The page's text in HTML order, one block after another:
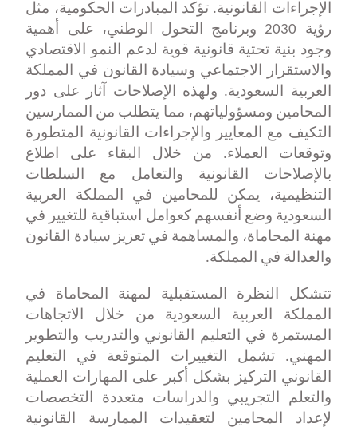
الإجراءات القانونية. تؤكد المبادرات الحكومية، مثل
رؤية 2030 وبرنامج التحول الوطني، على أهمية
وجود بنية تحتية قانونية قوية لدعم النمو الاقتصادي
والاستقرار الاجتماعي وسيادة القانون في المملكة
العربية السعودية. ولهذه الإصلاحات آثار على دور
المحامين ومسؤولياتهم، مما يتطلب من الممارسين
التكيف مع المعايير والإجراءات القانونية المتطورة
وتوقعات العملاء. من خلال البقاء على اطلاع
بالإصلاحات القانونية والتعامل مع السلطات
التنظيمية، يمكن للمحامين في المملكة العربية
السعودية وضع أنفسهم كعوامل استباقية للتغيير في
مهنة المحاماة، والمساهمة في تعزيز سيادة القانون
والعدالة في المملكة.
تتشكل النظرة المستقبلية لمهنة المحاماة في
المملكة العربية السعودية من خلال الاتجاهات
المستمرة في التعليم القانوني والتدريب والتطوير
المهني. تشمل التغييرات المتوقعة في التعليم
القانوني التركيز بشكل أكبر على المهارات العملية
والتعلم التجريبي والدراسات متعددة التخصصات
لإعداد المحامين لتعقيدات الممارسة القانونية